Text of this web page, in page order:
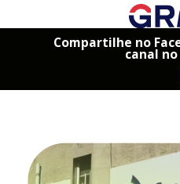
Compartilhe no
canal